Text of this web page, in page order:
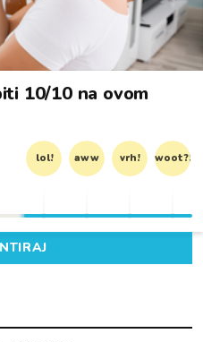
10/10 na ovom
lol! aww vrh! woot?!